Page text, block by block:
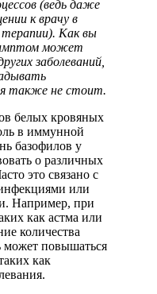
(ведь даже
к врачу в
Как вы
может
заболеваний,
также не стоит.
белых кровяных
в иммунной
базофилов у
о различных
это связано с
или
Например, при
как астма или
количества
может повышаться
как